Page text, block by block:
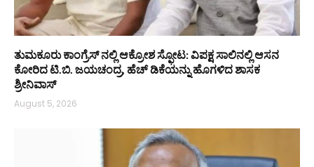
ತುಮಕೂರು ಕಾಂಗ್ರೆಸ್ ನಲ್ಲಿ ಆಕ್ರೋಶ ಸ್ಫೋಟ: ವಿಪಕ್ಷ ಸಾಲಿನಲ್ಲಿ ಆಸನ
ಕೋರಿದ ಟಿ.ಬಿ. ಜಯಚಂದ್ರ, ಹೆಚ್ ಡಿಕೆಯನ್ನು ಹೊಗಳಿದ ಶಾಸಕ
ಶ್ರೀನಿವಾಸ್
August 5, 2026